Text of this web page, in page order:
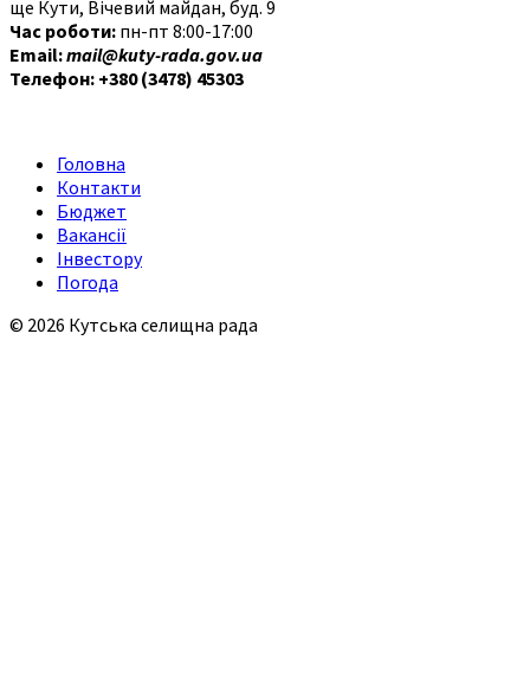
ще Кути, Вічевий майдан, буд. 9
Час роботи: пн-пт 8:00-17:00
Email:mail@kuty-rada.gov.ua
Телефон: +380 (3478) 45303
Головна
Контакти
Бюджет
Вакансії
Інвестору
Погода
© 2026 Кутська селищна рада